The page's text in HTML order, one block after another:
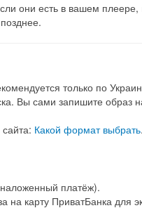
они есть в вашем
только по
Вы сами запишите образ
Какой формат выбрать
платёж).
на карту ПриватБанка